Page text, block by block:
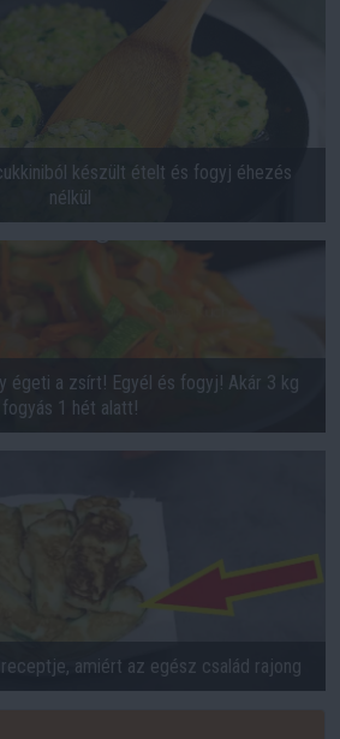
készült ételt és fogyj éhezés
nélkül
égeti a zsírt! Egyél és fogyj! Akár 3 kg
fogyás 1 hét alatt!
amiért az egész család rajong